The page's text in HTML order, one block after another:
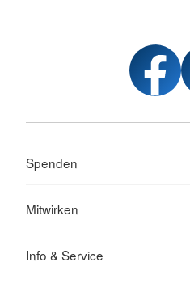
Spenden
Mitwirken
Info & Service